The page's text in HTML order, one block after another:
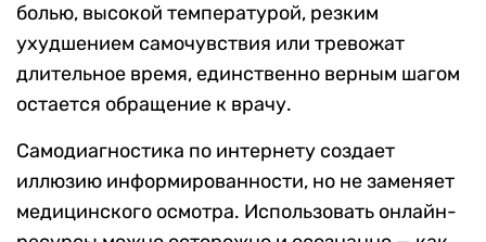
болью, высокой температурой, резким
ухудшением самочувствия или тревожат
длительное время, единственно верным шагом
остается обращение к врачу.
Самодиагностика по интернету создает
иллюзию информированности, но не заменяет
медицинского осмотра. Использовать онлайн-